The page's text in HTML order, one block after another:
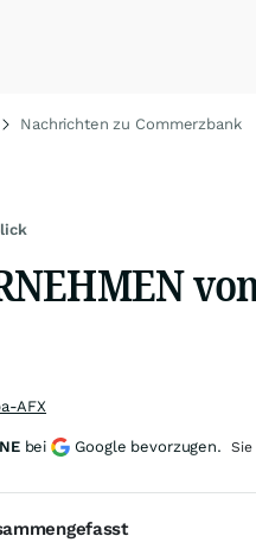
Nachrichten zu Commerzbank
AFX
bei Google bevorzugen.